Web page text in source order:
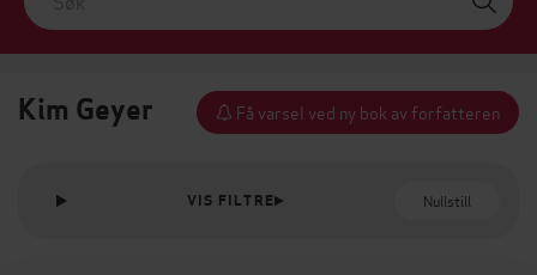
Kim Geyer Få varsel ved ny bok av forfatteren
VIS FILTRE Nullstill